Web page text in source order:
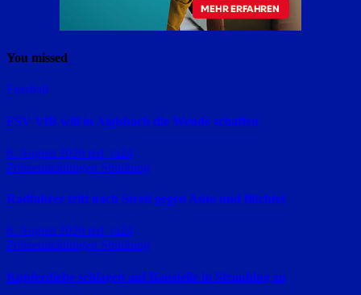
You missed
Fussball
FSV VfB will in Aiglsbach die Wende schaffen
6. August 2026 red_ra24
Polizeimeldungen Straubing
Radfahrer tritt nach Streit gegen Auto und flüchtet
6. August 2026 red_ra24
Polizeimeldungen Straubing
Kupferdiebe schlagen auf Baustelle in Straubing zu